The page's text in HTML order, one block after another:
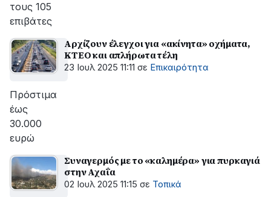
τους 105
επιβάτες
Αρχίζουν έλεγχοι για «ακίνητα» οχήματα,
ΚΤΕΟ και απλήρωτα τέλη
23 Ιουλ 2025 11:11 σε Επικαιρότητα
Πρόστιμα
έως
30.000
ευρώ
Συναγερμός με το «καλημέρα» για πυρκαγιά
στην Αχαΐα
02 Ιουλ 2025 11:15 σε Τοπικά